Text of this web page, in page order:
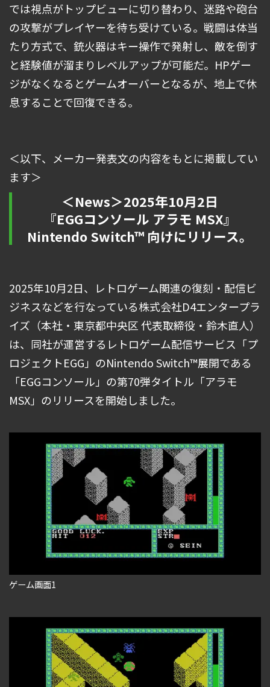
では視点がトップビューに切り替わり、迷路や砲台
の攻撃がプレイヤーを待ち受けている。戦闘は体当
たり方式で、銃火器はキー操作で発射し、敵を倒す
と経験値が溜まりレベルアップが可能だ。HPゲー
ジがなくなるとゲームオーバーとなるが、地上で休
息することで回復できる。
＜以下、メーカー発表文の内容をもとに掲載してい
ます＞
＜News＞2025年10月2日
『EGGコンソール アラモ MSX』
Nintendo Switch™ 向けにリリース。
2025年10月2日、レトロゲーム関連の復刻・配信ビ
ジネスなどを行なっている株式会社D4エンタープラ
イズ（本社・東京都中央区 代表取締役・鈴木直人）
は、同社が運営するレトロゲーム配信サービス「プ
ロジェクトEGG」のNintendo Switch™展開である
「EGGコンソール」の第70弾タイトル「アラモ
MSX」のリリースを開始しました。
ゲーム画面1